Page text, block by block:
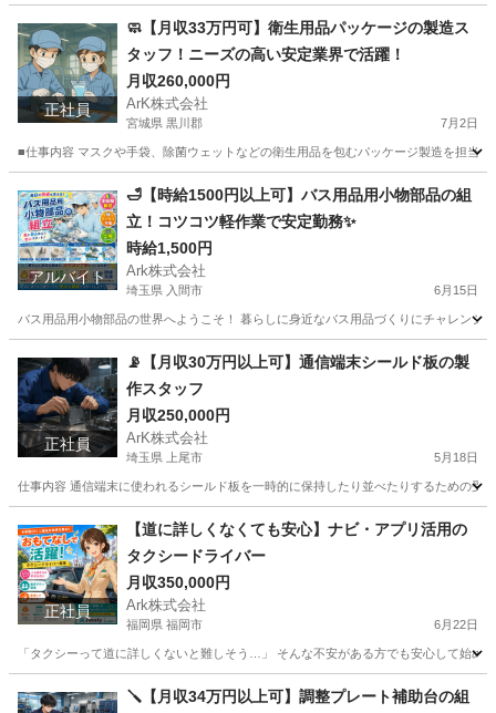
工場 時給
正社員
🧼【月収33万円可】衛生用品パッケージの製造ス
タッフ！ニーズの高い安定業界で活躍！
月収260,000円
ArK株式会社
宮城県 黒川郡 7月2日
■仕事内容 マスクや手袋、除菌ウェットなどの衛生用品を包むパッケージ製造を担
工場 パッケージ
アルバイト
🛁【時給1500円以上可】バス用品用小物部品の組
立！コツコツ軽作業で安定勤務✨
時給1,500円
Ark株式会社
埼玉県 入間市 6月15日
バス用品用小物部品の世界へようこそ！ 暮らしに身近なバス用品づくりにチャレン
工場 時給
正社員
📡【月収30万円以上可】通信端末シールド板の製
作スタッフ
月収250,000円
ArK株式会社
埼玉県 上尾市 5月18日
仕事内容 通信端末に使われるシールド板を一時的に保持したり並べたりするための
工場
正社員
【道に詳しくなくても安心】ナビ・アプリ活用の
タクシードライバー
月収350,000円
Ark株式会社
福岡県 福岡市 6月22日
「タクシーって道に詳しくないと難しそう…」 そんな不安がある方でも安心して始
ドライバー 未経験
🪛【月収34万円以上可】調整プレート補助台の組